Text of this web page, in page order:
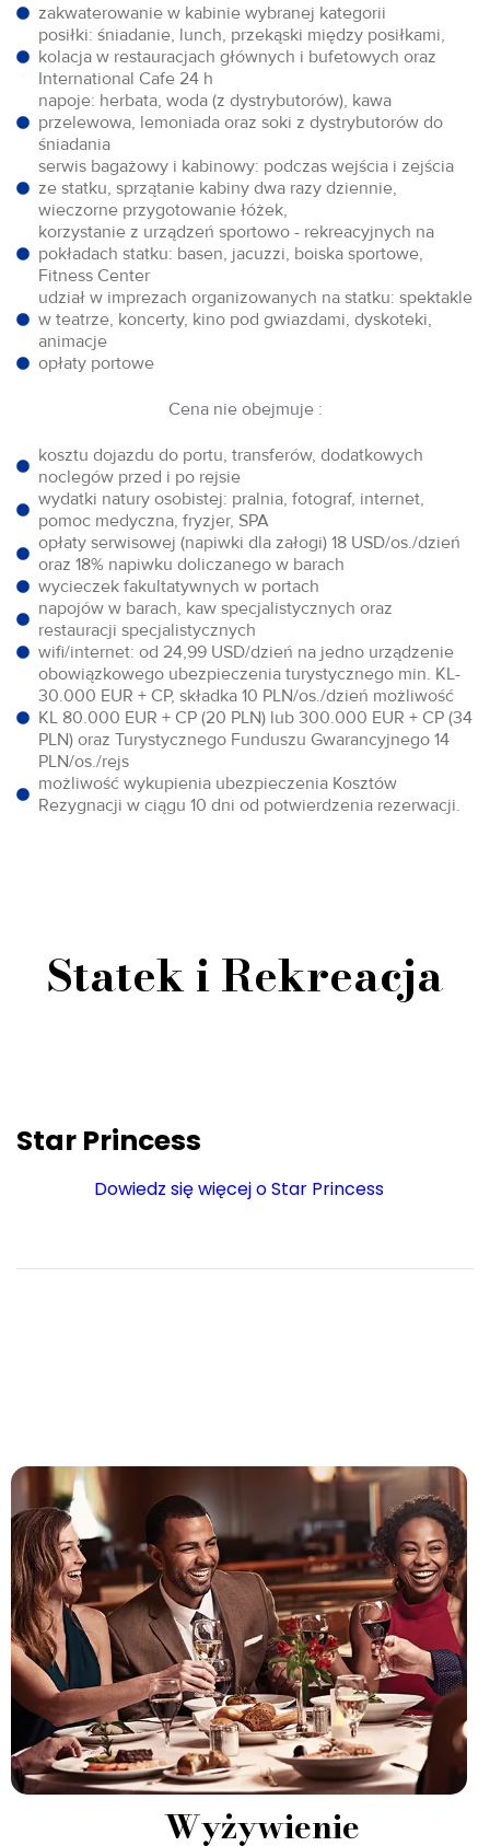
zakwaterowanie w kabinie wybranej kategorii
posiłki: śniadanie, lunch, przekąski między posiłkami,
kolacja w restauracjach głównych i bufetowych oraz
International Cafe 24 h
napoje: herbata, woda (z dystrybutorów), kawa
przelewowa, lemoniada oraz soki z dystrybutorów do
śniadania
serwis bagażowy i kabinowy: podczas wejścia i zejścia
ze statku, sprzątanie kabiny dwa razy dziennie,
wieczorne przygotowanie łóżek,
korzystanie z urządzeń sportowo - rekreacyjnych na
pokładach statku: basen, jacuzzi, boiska sportowe,
Fitness Center
udział w imprezach organizowanych na statku: spektakle
w teatrze, koncerty, kino pod gwiazdami, dyskoteki,
animacje
opłaty portowe
Cena nie obejmuje :
kosztu dojazdu do portu, transferów, dodatkowych
noclegów przed i po rejsie
wydatki natury osobistej: pralnia, fotograf, internet,
pomoc medyczna, fryzjer, SPA
opłaty serwisowej (napiwki dla załogi) 18 USD/os./dzień
oraz 18% napiwku doliczanego w barach
wycieczek fakultatywnych w portach
napojów w barach, kaw specjalistycznych oraz
restauracji specjalistycznych
wifi/internet: od 24,99 USD/dzień na jedno urządzenie
obowiązkowego ubezpieczenia turystycznego min. KL-
30.000 EUR + CP, składka 10 PLN/os./dzień możliwość
KL 80.000 EUR + CP (20 PLN) lub 300.000 EUR + CP (34
PLN) oraz Turystycznego Funduszu Gwarancyjnego 14
PLN/os./rejs
możliwość wykupienia ubezpieczenia Kosztów
Rezygnacji w ciągu 10 dni od potwierdzenia rezerwacji.
Statek i Rekreacja
Star Princess
Dowiedz się więcej o Star Princess
Wyżywienie